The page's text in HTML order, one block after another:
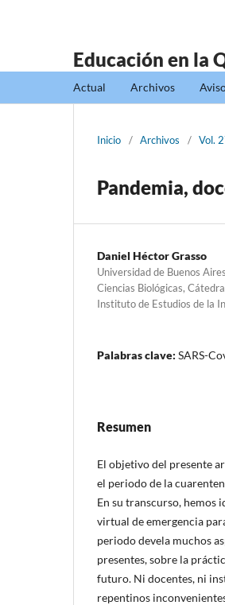
Educación en la
Actual Archivos
Inicio / Archivos / Vol.
Pandemia,
Daniel Héctor Grasso
Universidad de Buenos
Ciencias Biológicas,
Instituto de Estudios de la
Palabras clave: SARS-
Resumen
El objetivo del presente
el periodo de la
En su transcurso, hemos
virtual de emergencia
periodo devela muchos
presentes, sobre la
futuro. Ni docentes, ni
repentinos